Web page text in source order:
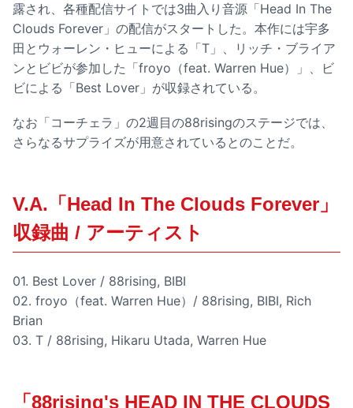
露され、各種配信サイトでは3曲入り音源「Head In The
Clouds Forever」の配信がスタートした。本作には宇多
田とウォーレン・ヒューによる「T」、リッチ・ブライア
ンとビビが参加した「froyo（feat. Warren Hue）」、ビ
ビによる「Best Lover」が収録されている。
なお「コーチェラ」の2週目の88risingのステージでは、
さらなるサプライズが用意されているとのことだ。
V.A.「Head In The Clouds Forever」
収録曲 / アーティスト
01. Best Lover / 88rising, BIBI
02. froyo（feat. Warren Hue）/ 88rising, BIBI, Rich
Brian
03. T / 88rising, Hikaru Utada, Warren Hue
「88rising's HEAD IN THE CLOUDS